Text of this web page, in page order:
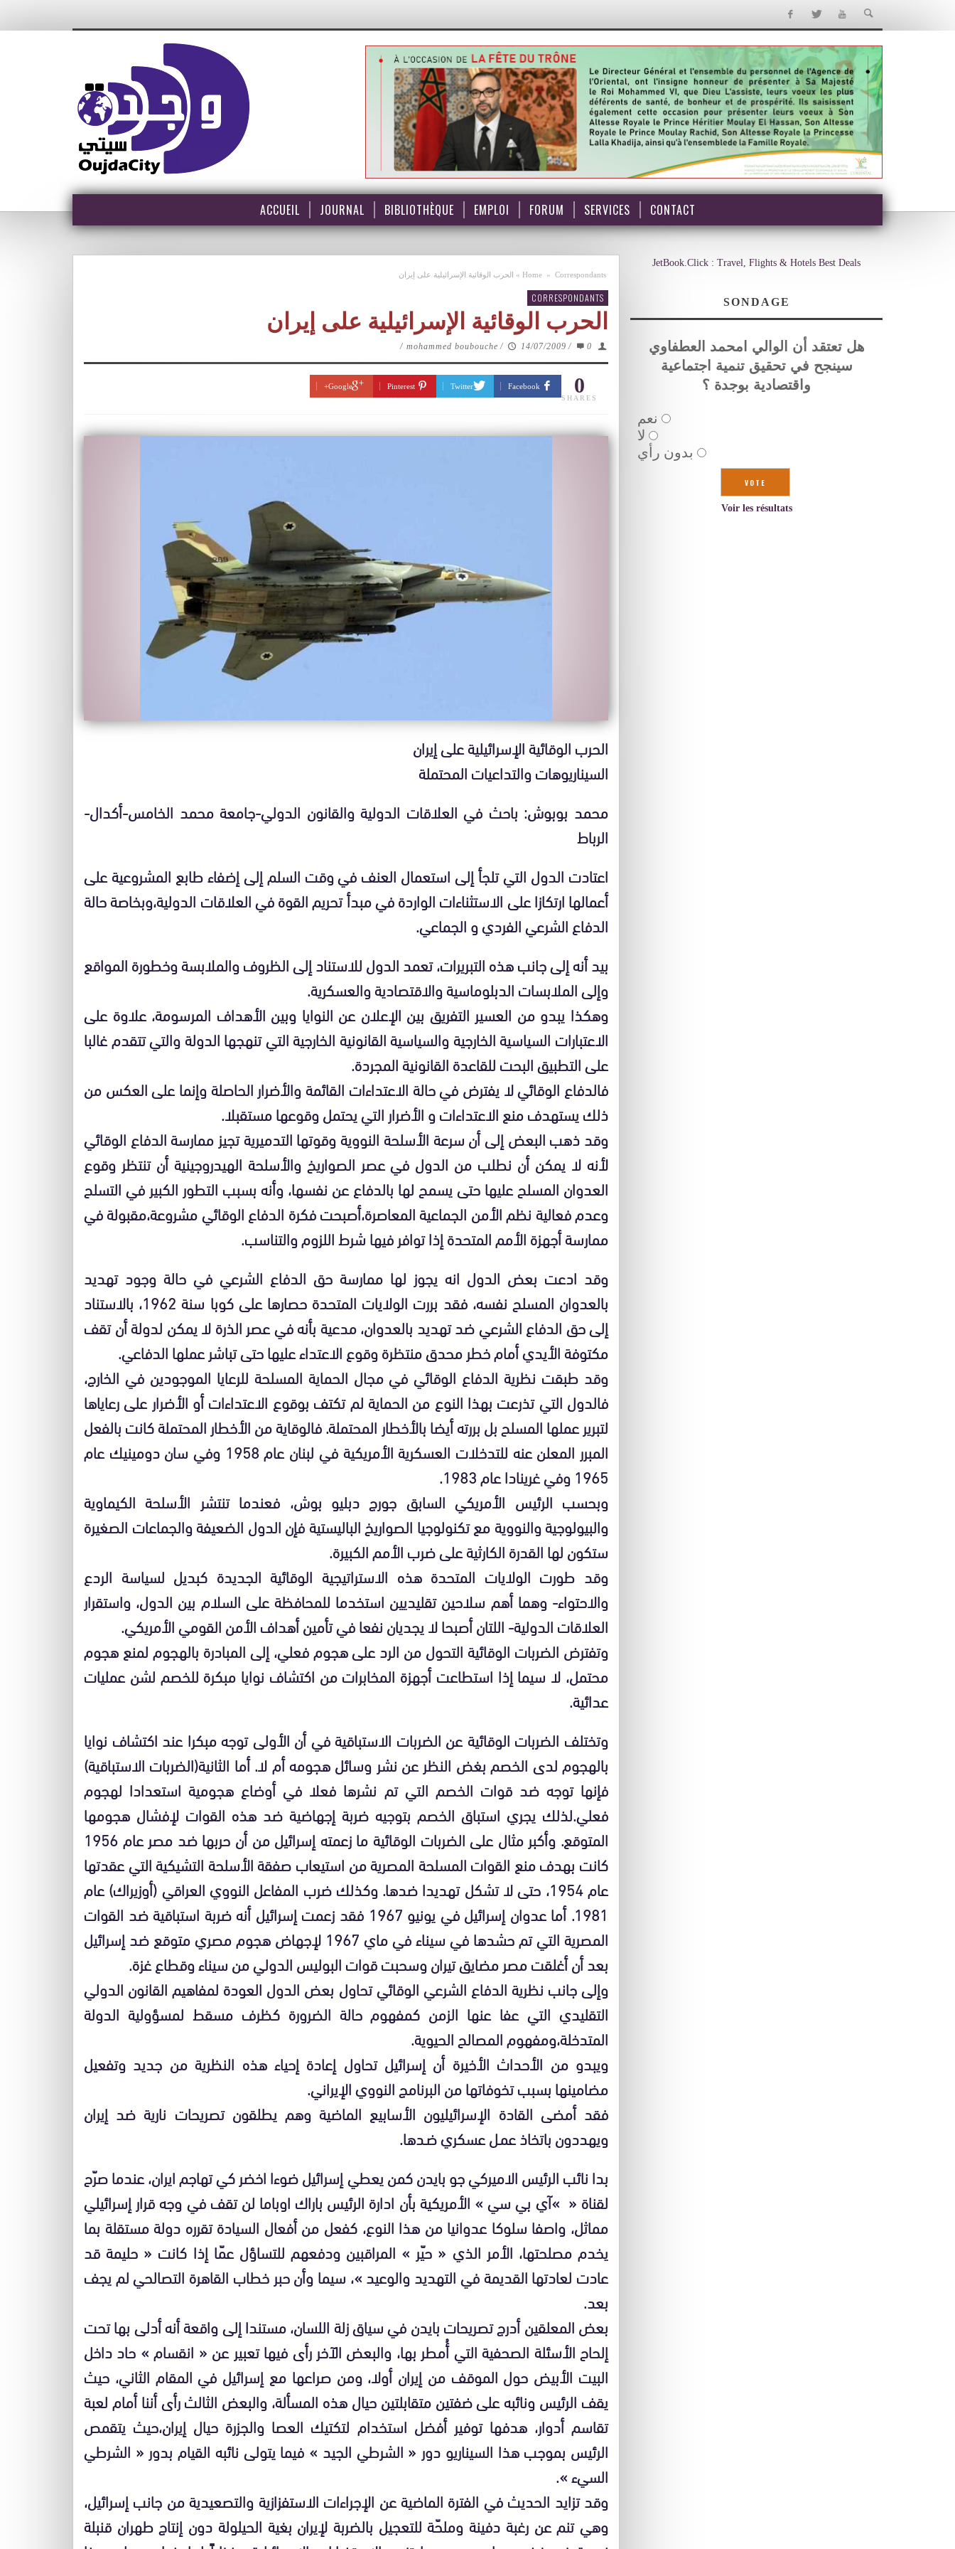
ACCUEIL JOURNAL BIBLIOTHÈQUE EMPLOI FORUM SERVICES CONTACT
Home » Correspondants
» الحرب الوقائية الإسرائيلية على إيران
CORRESPONDANTS
الحرب الوقائية الإسرائيلية على إيران
mohammed boubouche / 14/07/2009 / 0
/
0
SHARES
Facebook
Twitter
Pinterest
Google+
الحرب الوقائية الإسرائيلية على إيران
السيناريوهات والتداعيات المحتملة
محمد بوبوش: باحث في العلاقات الدولية والقانون الدولي-جامعة محمد الخامس-أكدال-
الرباط
اعتادت الدول التي تلجأ إلى استعمال العنف في وقت السلم إلى إضفاء طابع المشروعية على
أعمالها ارتكازا على الاستثناءات الواردة في مبدأ تحريم القوة في العلاقات الدولية،وبخاصة حالة
الدفاع الشرعي الفردي و الجماعي.
بيد أنه إلى جانب هذه التبريرات، تعمد الدول للاستناد إلى الظروف والملابسة وخطورة المواقع
وإلى الملابسات الدبلوماسية والاقتصادية والعسكرية.
وهكذا يبدو من العسير التفريق بين الإعلان عن النوايا وبين الأهداف المرسومة، علاوة على
الاعتبارات السياسية الخارجية والسياسية القانونية الخارجية التي تنهجها الدولة والتي تتقدم غالبا
على التطبيق البحت للقاعدة القانونية المجردة.
فالدفاع الوقائي لا يفترض في حالة الاعتداءات القائمة والأضرار الحاصلة وإنما على العكس من
ذلك يستهدف منع الاعتداءات و الأضرار التي يحتمل وقوعها مستقبلا.
وقد ذهب البعض إلى أن سرعة الأسلحة النووية وقوتها التدميرية تجيز ممارسة الدفاع الوقائي
لأنه لا يمكن أن نطلب من الدول في عصر الصواريخ والأسلحة الهيدروجينية أن تنتظر وقوع
العدوان المسلح عليها حتى يسمح لها بالدفاع عن نفسها، وأنه بسبب التطور الكبير في التسلح
وعدم فعالية نظم الأمن الجماعية المعاصرة،أصبحت فكرة الدفاع الوقائي مشروعة،مقبولة في
ممارسة أجهزة الأمم المتحدة إذا توافر فيها شرط اللزوم والتناسب.
وقد ادعت بعض الدول انه يجوز لها ممارسة حق الدفاع الشرعي في حالة وجود تهديد
بالعدوان المسلح نفسه، فقد بررت الولايات المتحدة حصارها على كوبا سنة 1962، بالاستناد
إلى حق الدفاع الشرعي ضد تهديد بالعدوان، مدعية بأنه في عصر الذرة لا يمكن لدولة أن تقف
مكتوفة الأيدي أمام خطر محدق منتظرة وقوع الاعتداء عليها حتى تباشر عملها الدفاعي.
وقد طبقت نظرية الدفاع الوقائي في مجال الحماية المسلحة للرعايا الموجودين في الخارج،
فالدول التي تذرعت بهذا النوع من الحماية لم تكتف بوقوع الاعتداءات أو الأضرار على رعاياها
لتبرير عملها المسلح بل بررته أيضا بالأخطار المحتملة. فالوقاية من الأخطار المحتملة كانت بالفعل
المبرر المعلن عنه للتدخلات العسكرية الأمريكية في لبنان عام 1958 وفي سان دومينيك عام
1965 وفي غرينادا عام 1983.
وبحسب الرئيس الأمريكي السابق جورج دبليو بوش، فعندما تنتشر الأسلحة الكيماوية
والبيولوجية والنووية مع تكنولوجيا الصواريخ الباليستية فإن الدول الضعيفة والجماعات الصغيرة
ستكون لها القدرة الكارثية على ضرب الأمم الكبيرة.
وقد طورت الولايات المتحدة هذه الاستراتيجية الوقائية الجديدة كبديل لسياسة الردع
والاحتواء- وهما أهم سلاحين تقليديين استخدما للمحافظة على السلام بين الدول، واستقرار
العلاقات الدولية- اللتان أصبحا لا يجديان نفعا في تأمين أهداف الأمن القومي الأمريكي.
وتفترض الضربات الوقائية التحول من الرد على هجوم فعلي، إلى المبادرة بالهجوم لمنع هجوم
محتمل، لا سيما إذا استطاعت أجهزة المخابرات من اكتشاف نوايا مبكرة للخصم لشن عمليات
عدائية.
وتختلف الضربات الوقائية عن الضربات الاستباقية في أن الأولى توجه مبكرا عند اكتشاف نوايا
بالهجوم لدى الخصم بغض النظر عن نشر وسائل هجومه أم لا. أما الثانية(الضربات الاستباقية)
فإنها توجه ضد قوات الخصم التي تم نشرها فعلا في أوضاع هجومية استعدادا لهجوم
فعلي.لذلك يجري استباق الخصم بتوجيه ضربة إجهاضية ضد هذه القوات لإفشال هجومها
المتوقع. وأكبر مثال على الضربات الوقائية ما زعمته إسرائيل من أن حربها ضد مصر عام 1956
كانت بهدف منع القوات المسلحة المصرية من استيعاب صفقة الأسلحة التشيكية التي عقدتها
عام 1954، حتى لا تشكل تهديدا ضدها. وكذلك ضرب المفاعل النووي العراقي (أوزيراك) عام
1981. أما عدوان إسرائيل في يونيو 1967 فقد زعمت إسرائيل أنه ضربة استباقية ضد القوات
المصرية التي تم حشدها في سيناء في ماي 1967 لإجهاض هجوم مصري متوقع ضد إسرائيل
بعد أن أغلقت مصر مضايق تيران وسحبت قوات البوليس الدولي من سيناء وقطاع غزة.
وإلى جانب نظرية الدفاع الشرعي الوقائي تحاول بعض الدول العودة لمفاهيم القانون الدولي
التقليدي التي عفا عنها الزمن كمفهوم حالة الضرورة كظرف مسقط لمسؤولية الدولة
المتدخلة،ومفهوم المصالح الحيوية.
ويبدو من الأحداث الأخيرة أن إسرائيل تحاول إعادة إحياء هذه النظرية من جديد وتفعيل
مضامينها بسبب تخوفاتها من البرنامج النووي الإيراني.
فقد أمضى القادة الإسرائيليون الأسابيع الماضية وهم يطلقون تصريحات نارية ضد إيران
ويهددون باتخاذ عمـل عسكري ضـدها.
بدا نائب الرئيس الاميركي جو بايدن كمن يعطي إسرائيل ضوءا اخضر كي تهاجم ايران، عندما صرّح
لقناة « »آي بي سي » الأمريكية بأن ادارة الرئيس باراك اوباما لن تقف في وجه قرار إسرائيلي
مماثل، واصفا سلوكا عدوانيا من هذا النوع، كفعل من أفعال السيادة تقرره دولة مستقلة بما
يخدم مصلحتها، الأمر الذي « حيّر » المراقبين ودفعهم للتساؤل عمّا إذا كانت « حليمة قد
عادت لعادتها القديمة في التهديد والوعيد »، سيما وأن حبر خطاب القاهرة التصالحي لم يجف
بعد.
بعض المعلقين أدرج تصريحات بايدن في سياق زلة اللسان، مستندا إلى واقعة أنه أدلى بها تحت
إلحاح الأسئلة الصحفية التي أُمطر بها، والبعض الآخر رأى فيها تعبير عن « انقسام » حاد داخل
البيت الأبيض حول الموقف من إيران أولا، ومن صراعها مع إسرائيل في المقام الثاني، حيث
يقف الرئيس ونائبه على ضفتين متقابلتين حيال هذه المسألة، والبعض الثالث رأى أننا أمام لعبة
تقاسم أدوار، هدفها توفير أفضل استخدام لتكتيك العصا والجزرة حيال إيران،حيث يتقمص
الرئيس بموجب هذا السيناريو دور « الشرطي الجيد » فيما يتولى نائبه القيام بدور « الشرطي
السيء ».
وقد تزايد الحديث في الفترة الماضية عن الإجراءات الاستفزازية والتصعيدية من جانب إسرائيل،
وهي تنم عن رغبة دفينة وملحّة للتعجيل بالضربة لإيران بغية الحيلولة دون إنتاج طهران قنبلة
JetBook.Click : Travel, Flights & Hotels Best Deals
SONDAGE
هل تعتقد أن الوالي امحمد العطفاوي
سينجح في تحقيق تنمية اجتماعية
واقتصادية بوجدة ؟
نعم
لا
بدون رأي
Voir les résultats